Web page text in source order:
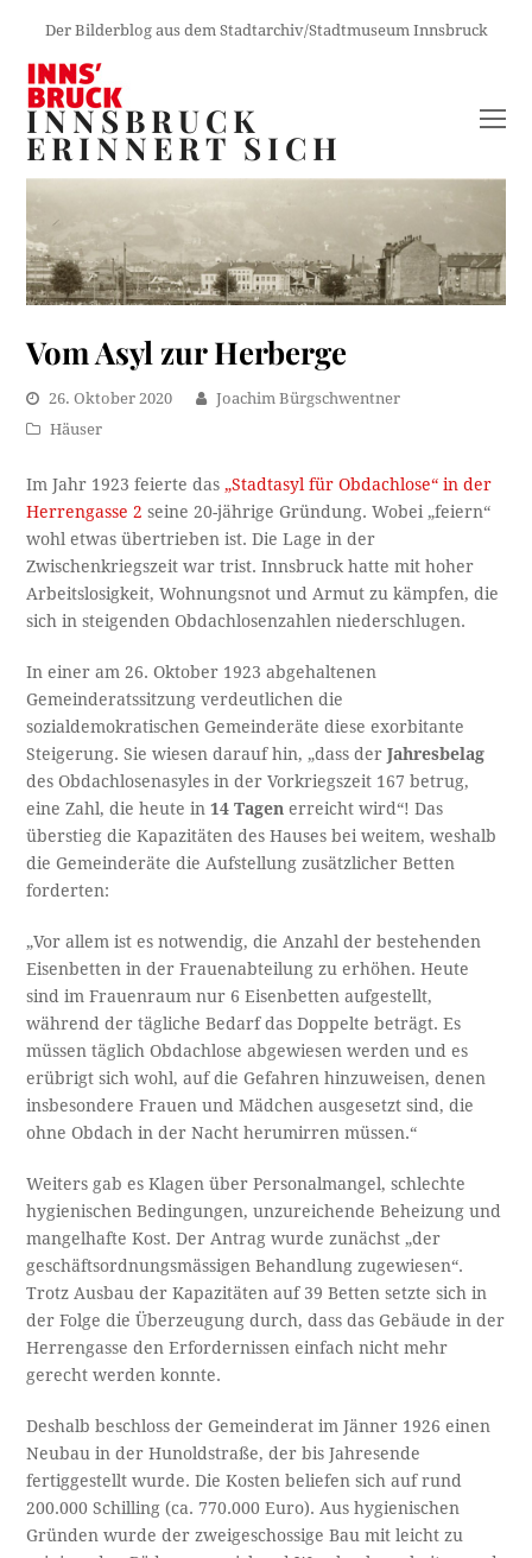
Der Bilderblog aus dem Stadtarchiv/Stadtmuseum Innsbruck
INNSBRUCK
ERINNERT SICH
Vom Asyl zur Herberge
26. Oktober 2020
Joachim Bürgschwentner
Häuser
Im Jahr 1923 feierte das„Stadtasyl für Obdachlose“ in der
Herrengasse 2 seine 20-jährige Gründung. Wobei „feiern“
wohl etwas übertrieben ist. Die Lage in der
Zwischenkriegszeit war trist. Innsbruck hatte mit hoher
Arbeitslosigkeit, Wohnungsnot und Armut zu kämpfen, die
sich in steigenden Obdachlosenzahlen niederschlugen.
In einer am 26. Oktober 1923 abgehaltenen
Gemeinderatssitzung verdeutlichen die
sozialdemokratischen Gemeinderäte diese exorbitante
Steigerung. Sie wiesen darauf hin, „dass derJahresbelag
des Obdachlosenasyles in der Vorkriegszeit 167 betrug,
eine Zahl, die heute in14 Tagen erreicht wird“! Das
überstieg die Kapazitäten des Hauses bei weitem, weshalb
die Gemeinderäte die Aufstellung zusätzlicher Betten
forderten:
„Vor allem ist es notwendig, die Anzahl der bestehenden
Eisenbetten in der Frauenabteilung zu erhöhen. Heute
sind im Frauenraum nur 6 Eisenbetten aufgestellt,
während der tägliche Bedarf das Doppelte beträgt. Es
müssen täglich Obdachlose abgewiesen werden und es
erübrigt sich wohl, auf die Gefahren hinzuweisen, denen
insbesondere Frauen und Mädchen ausgesetzt sind, die
ohne Obdach in der Nacht herumirren müssen.“
Weiters gab es Klagen über Personalmangel, schlechte
hygienischen Bedingungen, unzureichende Beheizung und
mangelhafte Kost. Der Antrag wurde zunächst „der
geschäftsordnungsmässigen Behandlung zugewiesen“.
Trotz Ausbau der Kapazitäten auf 39 Betten setzte sich in
der Folge die Überzeugung durch, dass das Gebäude in der
Herrengasse den Erfordernissen einfach nicht mehr
gerecht werden konnte.
Deshalb beschloss der Gemeinderat im Jänner 1926 einen
Neubau in der Hunoldstraße, der bis Jahresende
fertiggestellt wurde. Die Kosten beliefen sich auf rund
200.000 Schilling (ca. 770.000 Euro). Aus hygienischen
Gründen wurde der zweigeschossige Bau mit leicht zu